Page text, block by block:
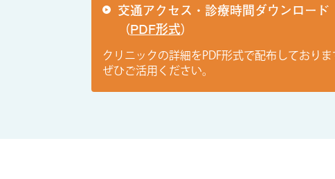
交通アクセス・診療時間ダウンロード
（PDF形式）
クリニックの詳細をPDF形式で配布しておりま
ぜひご活用ください。